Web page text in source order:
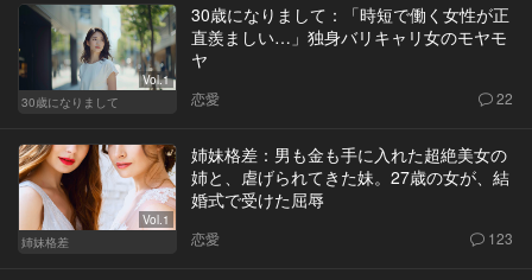
Vol.1
30歳になりまして
30歳になりまして：「時短で働く女性が正
直羨ましい…」独身バリキャリ女のモヤモ
ヤ
恋愛 22
Vol.1
姉妹格差
姉妹格差：男も金も手に入れた超絶美女の
姉と、虐げられてきた妹。27歳の女が、結
婚式で受けた屈辱
恋愛 123